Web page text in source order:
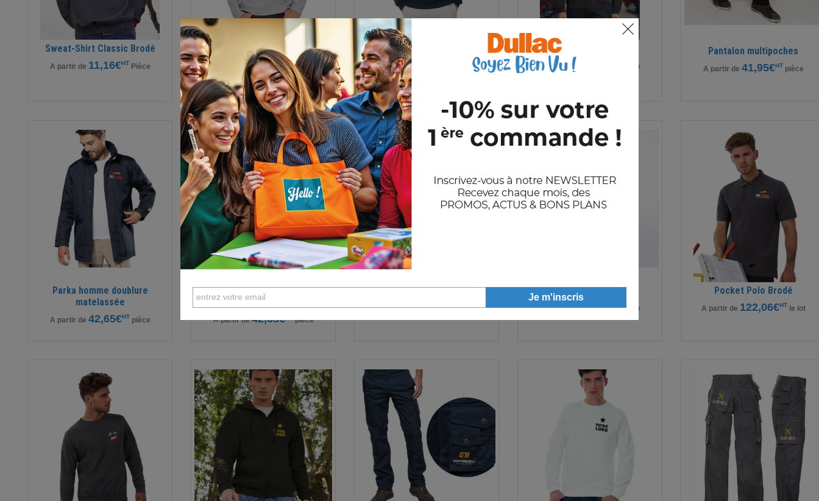
Sweat-Shirt Classic Brodé
A partir de 11,16€HT Pièce
Polo manches longues
A partir de12,07€HTpièce
Polo homme Safran manches
longues
A partir de
Sweat imprimé 2 faces
A partir de Pièce
Pantalon multipoches
A partir de 41,95€HT pièce
Parka homme doublure
matelassée
A partir de 42,65€HT pièce
Parka femme doublure
matelassée
A partir de42,65€ pièce
Parka 3 en 1 Core
A partir de49,91€ Pièce
Parka 3 en 1
A partir de69,00€ pièce
Pocket Polo Brodé
A partir de 122,06€HT le lot